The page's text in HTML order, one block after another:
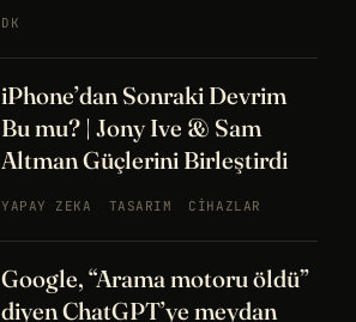
DK
iPhone’dan Sonraki Devrim
Bu mu? | Jony Ive & Sam
Altman Güçlerini Birleştirdi
YAPAY ZEKA TASARIM CIHAZLAR
Google, “Arama motoru öldü”
diyen ChatGPT’ye meydan